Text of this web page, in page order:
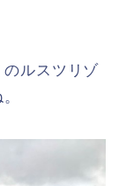
ルスツリゾ